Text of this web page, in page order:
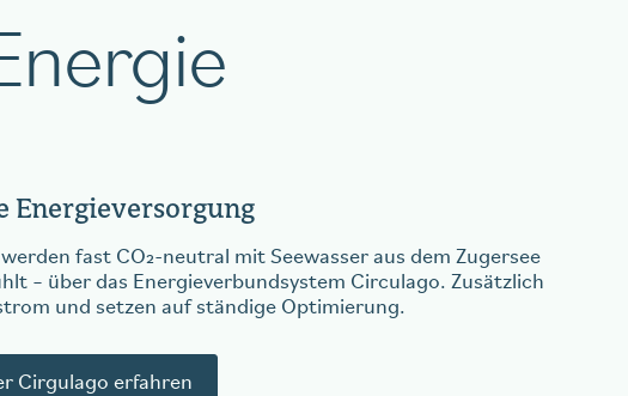
Energieversorgung
fast CO₂-neutral mit Seewasser aus dem Zugersee
– über das Energieverbundsystem Circulago. Zusätzlich
und setzen auf ständige Optimierung.
Cirgulago erfahren